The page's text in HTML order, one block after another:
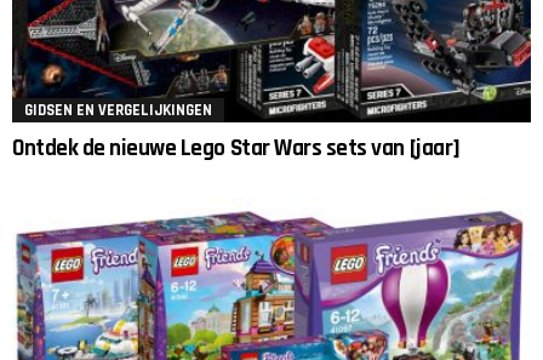
GIDSEN EN VERGELIJKINGEN
Ontdek de nieuwe Lego Star Wars sets van [jaar]